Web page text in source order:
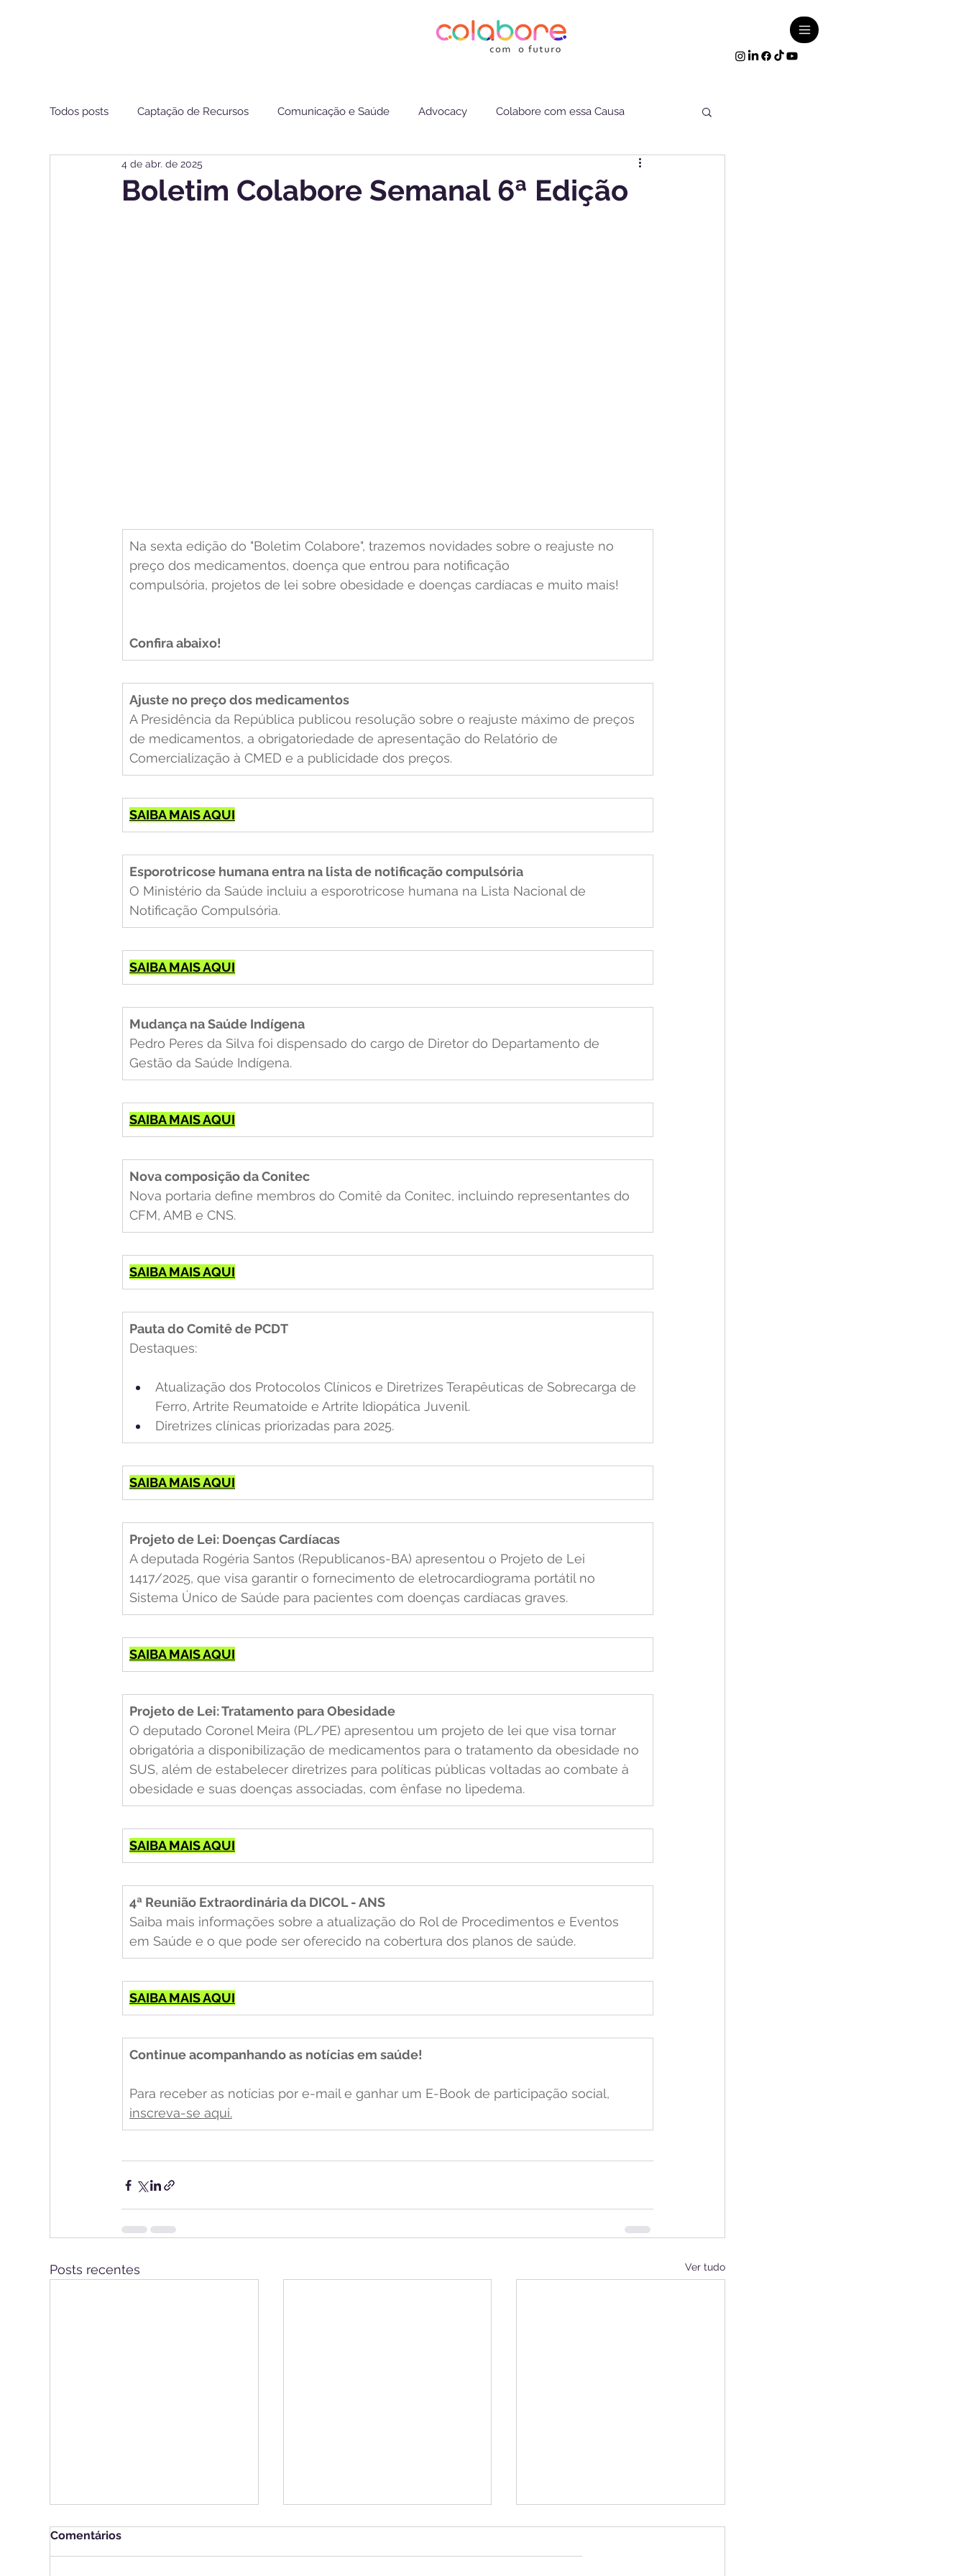
Todos posts Captação de Recursos Comunicação e Saúde Advocacy Colabore com essa Causa
Estamos de Olho ANS
Boletim Colabore Semanal 6ª Edição
4 de abr. de 2025
Na sexta edição do "Boletim Colabore", trazemos novidades sobre o reajuste no
preço dos medicamentos, doença que entrou para notificação
compulsória, projetos de lei sobre obesidade e doenças cardíacas e muito mais!
Confira abaixo!
Ajuste no preço dos medicamentos
A Presidência da República publicou resolução sobre o reajuste máximo de preços
de medicamentos, a obrigatoriedade de apresentação do Relatório de
Comercialização à CMED e a publicidade dos preços.
SAIBA MAIS AQUI
Esporotricose humana entra na lista de notificação compulsória
O Ministério da Saúde incluiu a esporotricose humana na Lista Nacional de
Notificação Compulsória.
SAIBA MAIS AQUI
Mudança na Saúde Indígena
Pedro Peres da Silva foi dispensado do cargo de Diretor do Departamento de
Gestão da Saúde Indígena.
SAIBA MAIS AQUI
Nova composição da Conitec
Nova portaria define membros do Comitê da Conitec, incluindo representantes do
CFM, AMB e CNS.
SAIBA MAIS AQUI
Pauta do Comitê de PCDT
Destaques:
Atualização dos Protocolos Clínicos e Diretrizes Terapêuticas de Sobrecarga de
Ferro, Artrite Reumatoide e Artrite Idiopática Juvenil.
Diretrizes clínicas priorizadas para 2025.
SAIBA MAIS AQUI
Projeto de Lei: Doenças Cardíacas
A deputada Rogéria Santos (Republicanos-BA) apresentou o Projeto de Lei
1417/2025, que visa garantir o fornecimento de eletrocardiograma portátil no
Sistema Único de Saúde para pacientes com doenças cardíacas graves.
SAIBA MAIS AQUI
Projeto de Lei: Tratamento para Obesidade
O deputado Coronel Meira (PL/PE) apresentou um projeto de lei que visa tornar
obrigatória a disponibilização de medicamentos para o tratamento da obesidade no
SUS, além de estabelecer diretrizes para políticas públicas voltadas ao combate à
obesidade e suas doenças associadas, com ênfase no lipedema.
SAIBA MAIS AQUI
4ª Reunião Extraordinária da DICOL - ANS
Saiba mais informações sobre a atualização do Rol de Procedimentos e Eventos
em Saúde e o que pode ser oferecido na cobertura dos planos de saúde.
SAIBA MAIS AQUI
Continue acompanhando as notícias em saúde!
Para receber as notícias por e-mail e ganhar um E-Book de participação social,
inscreva-se aqui.
Posts recentes Ver tudo
Comentários